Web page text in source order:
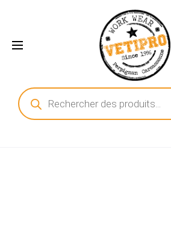
Recherche
de
produits